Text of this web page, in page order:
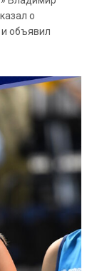
о
объявил